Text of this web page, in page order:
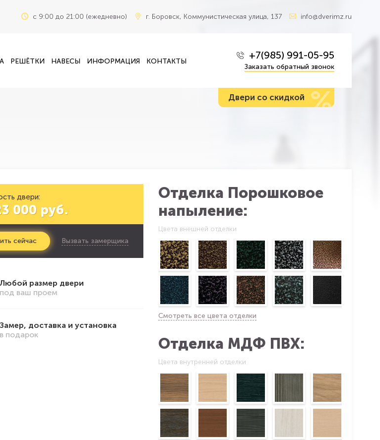
c 9:00 до 21:00 (ежедневно) г. Боровск, Коммунистическая улица, 137 info@dverimz.ru
РЕШЁТКИ НАВЕСЫ ИНФОРМАЦИЯ КОНТАКТЫ +7(985) 991-05-95
Заказать обратный звонок
Двери со скидкой %
двери:
000 руб.
сейчас Вызвать замерщика
Любой размер двери
под ваш проем
Замер, доставка и установка
в подарок
Отделка Порошковое
напыление:
Цвета внешней отделки
Смотреть все цвета отделки
Отделка МДФ ПВХ:
Цвета внутренней отделки